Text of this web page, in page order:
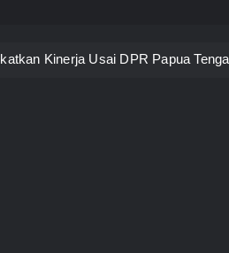
Kinerja Usai DPR Papua